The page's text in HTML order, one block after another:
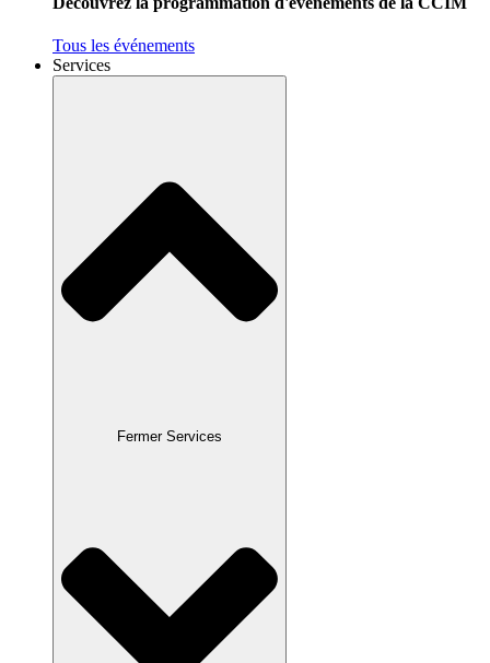
Tous les événements
Services
Fermer Services